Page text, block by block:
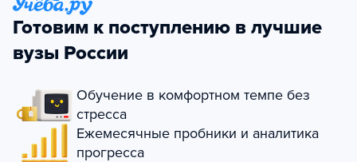
Готовим к поступлению в лучшие
вузы России
Обучение в комфортном темпе без
стресса
Ежемесячные пробники и аналитика
прогресса